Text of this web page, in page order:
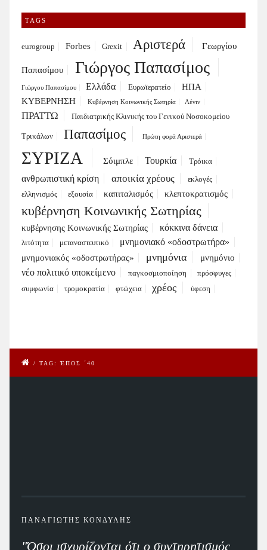
TAGS
eurogroup Forbes Grexit Αριστερά Γεωργίου
Παπασίμου Γιώργος Παπασίμος
Γιώργου Παπασίμου Ελλάδα Ευρωϊερατείο
ΗΠΑ
ΚΥΒΕΡΝΗΣΗ
Κυβέρνηση Κοινωνικής Σωτηρία Λένιν
ΠΡΑΤΤΩ Παιδιατρικής Κλινικής του Γενικού Νοσοκομείου
Τρικάλων Παπασίμος Πρώτη φορά Αριστερά
ΣΥΡΙΖΑ Σόιμπλε Τουρκία Τρόικα
ανθρωπιστική κρίση αποικία χρέους
εκλογές
ελληνισμός
εξουσία καπιταλισμός κλεπτοκρατισμός
κυβέρνηση Κοινωνικής Σωτηρίας
κυβέρνησης Κοινωνικής Σωτηρίας κόκκινα δάνεια
λιτότητα μεταναστευτικό μνημονιακό «οδοστρωτήρα»
μνημονιακός «οδοστρωτήρας» μνημόνια μνημόνιο
νέο πολιτικό υποκείμενο παγκοσμιοποίηση
πρόσφυγες
συμφωνία
τρομοκρατία φτώχεια χρέος ύφεση
/ TAG: ΈΠΟΣ ΄40
ΠΑΝΑΓΙΩΤΗΣ ΚΟΝΔΥΛΗΣ
"Όσοι ισχυρίζονται ότι ο συντηρητισμός